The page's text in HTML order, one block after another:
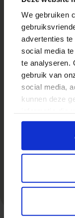
We gebruiken
advertenties
social media
te analyseren.
gebruik van
social media,
kunnen deze
hebben